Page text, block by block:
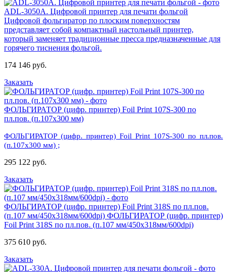
ADL-3050A. Цифровой принтер для печати фольгой
Цифровой фольгиратор по плоским поверхностям
представляет собой компактный настольный принтер,
который заменяет традиционные пресса предназначенные для
горячего тиснения фольгой.
174 146 руб.
Заказать
ФОЛЬГИРАТОР (цифр. принтер) Foil Print 107S-300 по
пл.пов. (п.107х300 мм)
ФОЛЬГИРАТОР (цифр. принтер) Foil Print 107S-300 по пл.пов.
(п.107х300 мм) ;
295 122 руб.
Заказать
ФОЛЬГИРАТОР (цифр. принтер) Foil Print 318S по пл.пов.
(п.107 мм/450х318мм/600dpi) ФОЛЬГИРАТОР (цифр. принтер)
Foil Print 318S по пл.пов. (п.107 мм/450х318мм/600dpi)
375 610 руб.
Заказать